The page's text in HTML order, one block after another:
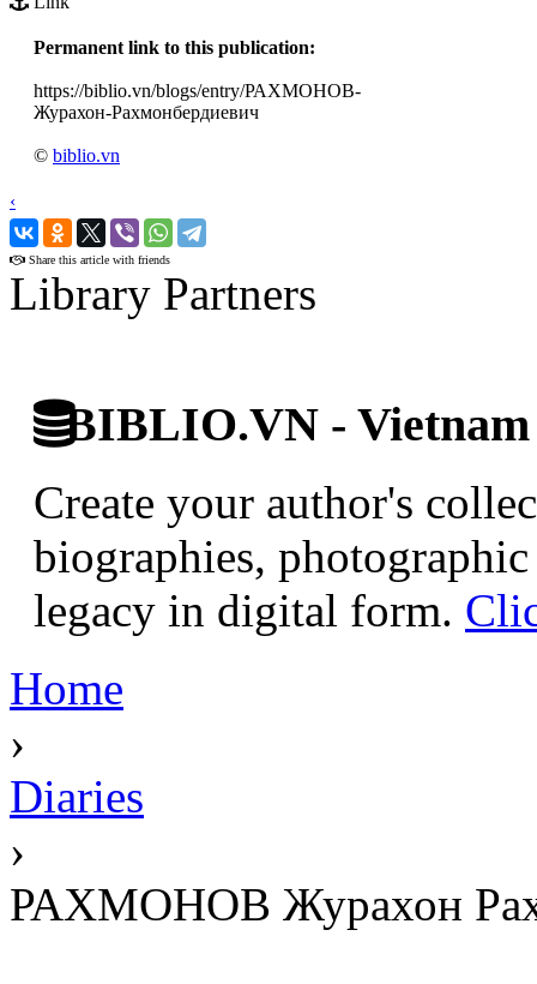
Permanent link to this publication:
https://biblio.vn/blogs/entry/РАХМОНОВ-
Журахон-Рахмонбердиевич
© biblio.vn
‹
›
Share this article with friends
Library Partners
BIBLIO.VN -
Create your author's
biographies,
legacy in digital form.
Home
›
Diaries
›
РАХМОНОВ Журахон